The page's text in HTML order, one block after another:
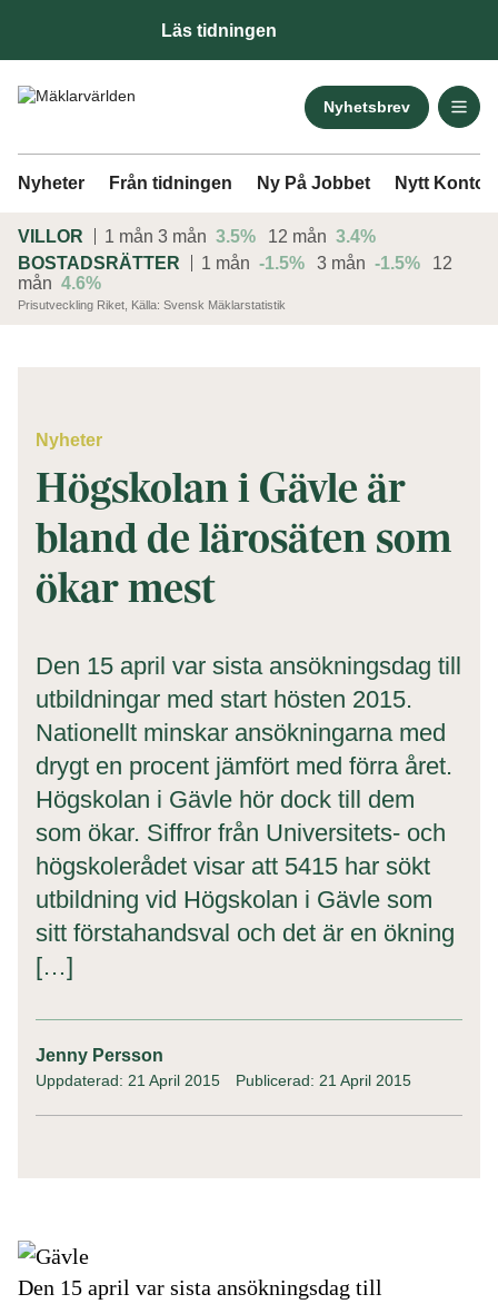
Läs tidningen
Nyhetsbrev
Nyheter Från tidningen Ny På Jobbet Nytt Kontor
VILLOR 1 mån 3 mån 3.5% 12 mån 3.4%
BOSTADSRÄTTER
1 mån -1.5% 3 mån -1.5%
12
mån 4.6%
Prisutveckling Riket, Källa: Svensk Mäklarstatistik
ANNONS
Nyheter
Högskolan i Gävle är
bland de lärosäten som
ökar mest
Den 15 april var sista ansökningsdag till
utbildningar med start hösten 2015.
Nationellt minskar ansökningarna med
drygt en procent jämfört med förra året.
Högskolan i Gävle hör dock till dem
som ökar. Siffror från Universitets- och
högskolerådet visar att 5415 har sökt
utbildning vid Högskolan i Gävle som
sitt förstahandsval och det är en ökning
[…]
Jenny Persson
Uppdaterad: 21 April 2015 Publicerad: 21 April 2015
Den 15 april var sista ansökningsdag till